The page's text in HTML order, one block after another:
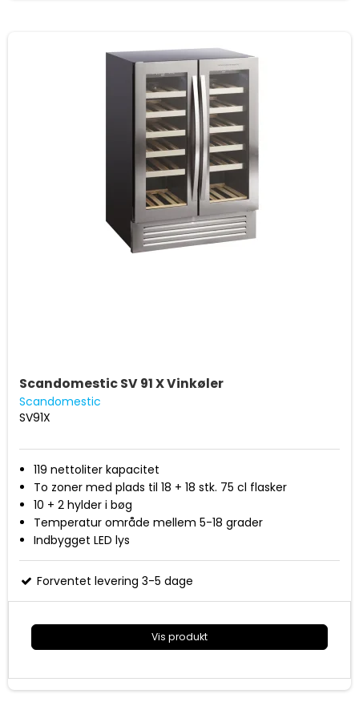
Scandomestic SV 91 X Vinkøler
Scandomestic
SV91X
119 nettoliter kapacitet
To zoner med plads til 18 + 18 stk. 75 cl flasker
10 + 2 hylder i bøg
Temperatur område mellem 5-18 grader
Indbygget LED lys
Mål (HxBxD): 865 x 595 x 570/615 mm
Energiklasse G
Forventet levering 3-5 dage
Vis produkt